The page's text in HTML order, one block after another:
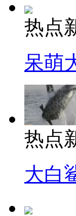
热点
呆萌
热点
大白